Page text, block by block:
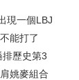
現一個LBJ
能打了
歷史第3
姚麥組合